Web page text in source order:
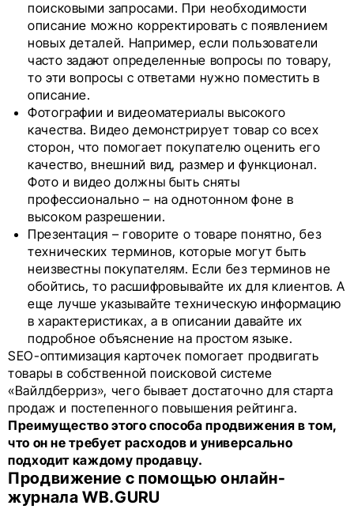
поисковыми запросами. При необходимости
описание можно корректировать с появлением
новых деталей. Например, если пользователи
часто задают определенные вопросы по товару,
то эти вопросы с ответами нужно поместить в
описание.
Фотографии и видеоматериалы высокого
качества. Видео демонстрирует товар со всех
сторон, что помогает покупателю оценить его
качество, внешний вид, размер и функционал.
Фото и видео должны быть сняты
профессионально – на однотонном фоне в
высоком разрешении.
Презентация – говорите о товаре понятно, без
технических терминов, которые могут быть
неизвестны покупателям. Если без терминов не
обойтись, то расшифровывайте их для клиентов. А
еще лучше указывайте техническую информацию
в характеристиках, а в описании давайте их
подробное объяснение на простом языке.
SEO-оптимизация карточек помогает продвигать
товары в собственной поисковой системе
«Вайлдберриз», чего бывает достаточно для старта
продаж и постепенного повышения рейтинга.
Преимущество этого способа продвижения в том,
что он не требует расходов и универсально
подходит каждому продавцу.
Продвижение с помощью онлайн-
журнала WB.GURU